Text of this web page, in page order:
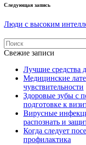
Следующая запись
Люди с высоким
Свежие записи
Лучшие средства
Медицинские
чувствительности
Здоровые зубы с
подготовке к
Вирусные
распознать и
Когда следует
профилактика